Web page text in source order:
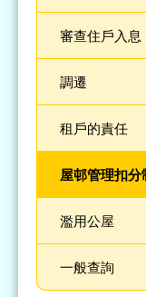
一般查詢
濫用公屋
屋邨管理扣分
租戶的責任
調遷
審查住戶入息